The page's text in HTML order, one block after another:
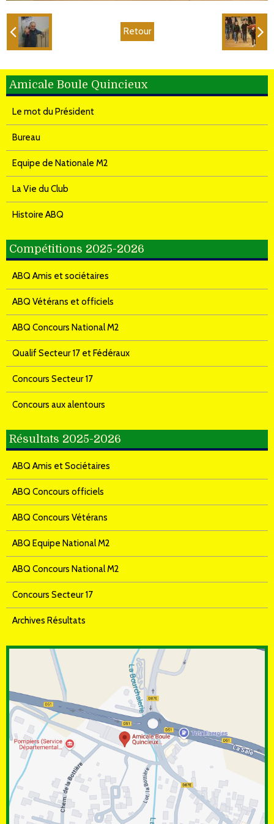
Retour
Amicale Boule Quincieux
Le mot du Président
Bureau
Equipe de Nationale M2
La Vie du Club
Histoire ABQ
Compétitions 2025-2026
ABQ Amis et sociétaires
ABQ Vétérans et officiels
ABQ Concours National M2
Qualif Secteur 17 et Fédéraux
Concours Secteur 17
Concours aux alentours
Résultats 2025-2026
ABQ Amis et Sociétaires
ABQ Concours officiels
ABQ Concours Vétérans
ABQ Equipe National M2
ABQ Concours National M2
Concours Secteur 17
Archives Résultats